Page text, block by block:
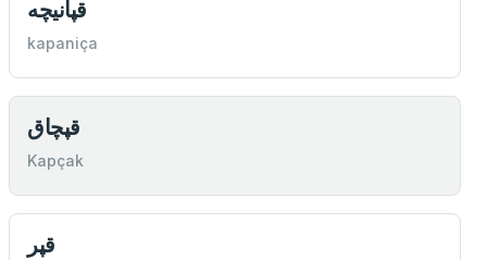
قپانيچه
kapaniça
قپچاق
Kapçak
قپر